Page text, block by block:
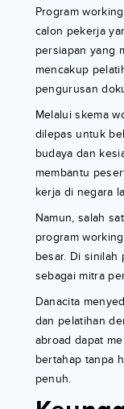
Program
calon pekerja
persiapan yang
mencakup
pengurusan
Melalui skema
dilepas untuk
budaya dan
membantu
kerja di negara
Namun, salah
program
besar. Di sinilah
sebagai mitra
Danacita
dan pelatihan
abroad dapat
bertahap tanpa
penuh.